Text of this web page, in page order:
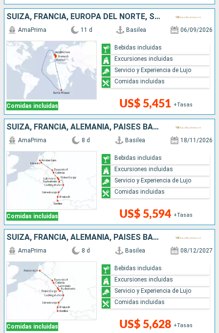
SUIZA, FRANCIA, EUROPA DEL NORTE, SUDAFRICA, ALEMANIA, PAISES BAJOS
Comidas incluidas
AmaPrima 11 d Basilea 06/09/2026
US$ 5,451 +Tasas
Bebidas incluidas
Excursiones incluidas
Servicio y Experiencia de Lujo
Comidas incluidas
SUIZA, FRANCIA, ALEMANIA, PAISES BAJOS
Comidas incluidas
AmaPrima 8 d Basilea 18/11/2026
US$ 5,594 +Tasas
Bebidas incluidas
Excursiones incluidas
Servicio y Experiencia de Lujo
Comidas incluidas
SUIZA, FRANCIA, ALEMANIA, PAISES BAJOS
Comidas incluidas
AmaPrima 8 d Basilea 08/12/2027
US$ 5,628 +Tasas
Bebidas incluidas
Excursiones incluidas
Servicio y Experiencia de Lujo
Comidas incluidas